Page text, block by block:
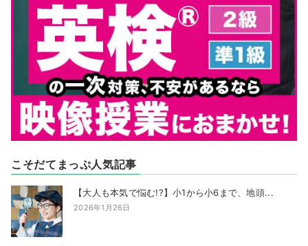
こそだてまっぷ人気記事
【大人も本気で悩む!?】小1から小6まで、地頭...
2026年1月26日